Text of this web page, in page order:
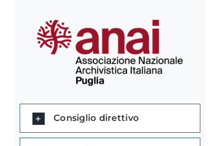
Consiglio direttivo